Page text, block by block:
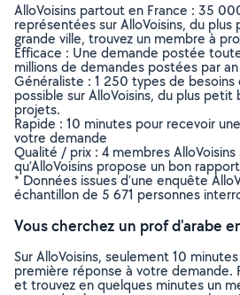
AlloVoisins partout en France : 35
représentées sur AlloVoisins, du plus
grande ville, trouvez un membre à
Efficace : Une demande postée
millions de demandes postées par an
Généraliste : 1 250 types de
possible sur AlloVoisins, du plus petit
projets.
Rapide : 10 minutes pour recevoir
votre demande
Qualité / prix : 4 membres
qu’AlloVoisins propose un bon
* Données issues d’une enquête
échantillon de 5 671 personnes
Vous cherchez un prof d'arabe
Sur AlloVoisins, seulement 10
première réponse à votre demande.
et trouvez en quelques minutes un